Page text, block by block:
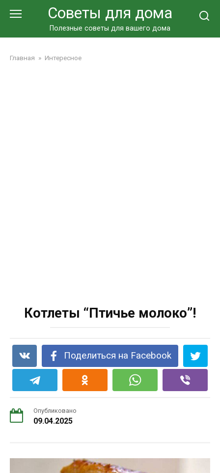
Советы для дома
Полезные советы для вашего дома
Главная » Интересное
Котлеты “Птичье молоко”!
Поделиться на Facebook
Опубликовано
09.04.2025